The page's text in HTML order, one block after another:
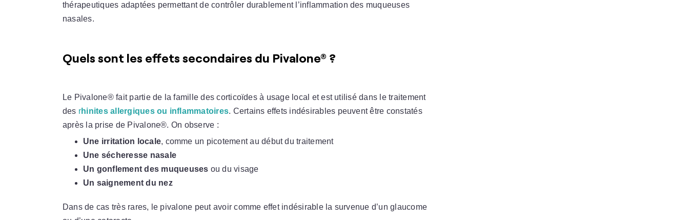
thérapeutiques adaptées permettant de contrôler durablement l’inflammation des muqueuses
nasales.
Quels sont les effets secondaires du Pivalone® ?
Le Pivalone® fait partie de la famille des corticoïdes à usage local et est utilisé dans le traitement
des rhinites allergiques ou inflammatoires. Certains effets indésirables peuvent être constatés
après la prise de Pivalone®. On observe :
Une irritation locale, comme un picotement au début du traitement
Une sécheresse nasale
Un gonflement des muqueuses ou du visage
Un saignement du nez
Dans de cas très rares, le pivalone peut avoir comme effet indésirable la survenue d’un glaucome